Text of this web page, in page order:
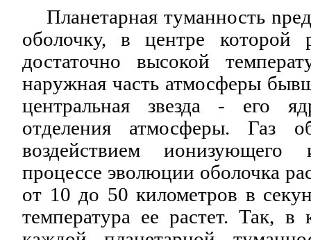
Планетарная туманность
оболочку, в центре которой
достаточно высокой
наружная часть атмосферы
центральная звезда - его
отделения атмосферы. Газ
воздействием
процессе эволюции оболочка
от 10 до 50 километров в
температура ее растет. Так,